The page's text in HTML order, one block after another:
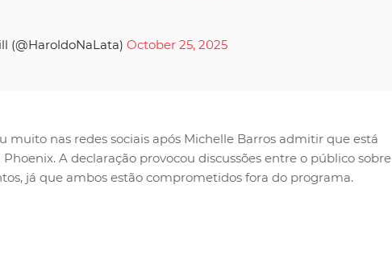
(@HaroldoNaLata) October 25, 2025
muito nas redes sociais após Michelle Barros admitir que está
A declaração provocou discussões entre o público sobre
já que ambos estão comprometidos fora do programa.